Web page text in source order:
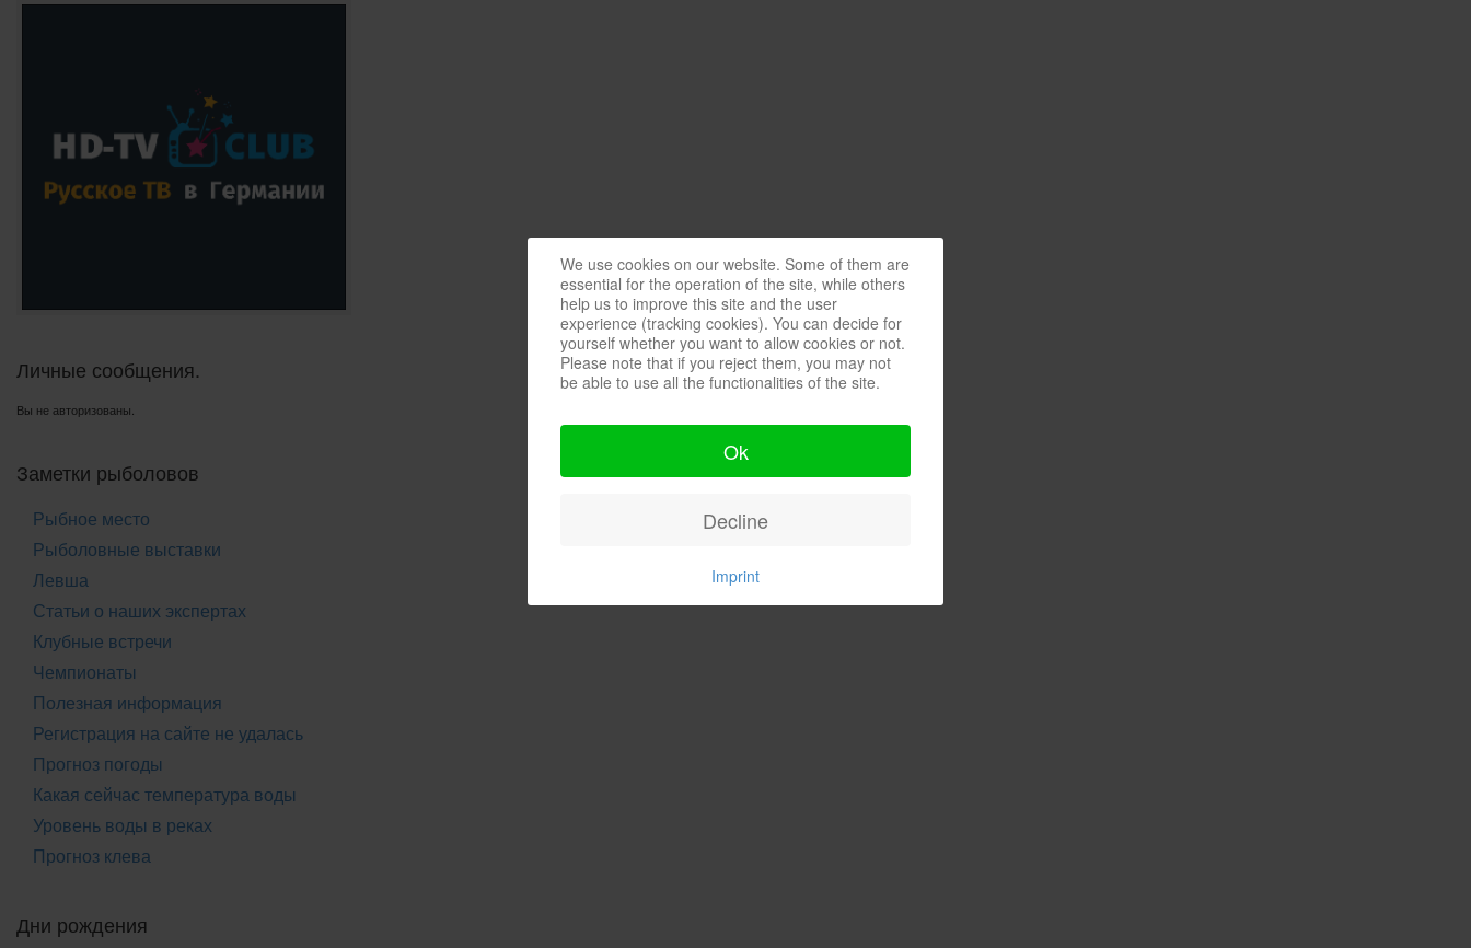
Личные сообщения.
Вы не авторизованы.
Заметки рыболовов
Рыбное место
Рыболовные выставки
Левша
Статьи о наших экспертах
Клубные встречи
Чемпионаты
Полезная информация
Регистрация на сайте не удалась
Прогноз погоды
Какая сейчас температура воды
Уровень воды в реках
Прогноз клева
Дни рождения
We use cookies on our website. Some of them are
essential for the operation of the site, while others
help us to improve this site and the user
experience (tracking cookies). You can decide for
yourself whether you want to allow cookies or not.
Please note that if you reject them, you may not
be able to use all the functionalities of the site.
Ok
Decline
Imprint